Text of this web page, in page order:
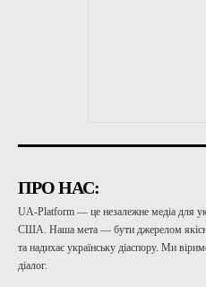
ПРО НАС:
UA-Platform — це незалежне медіа для
США. Наша мета — бути джерелом
та надихає українську діаспору. Ми
діалог.